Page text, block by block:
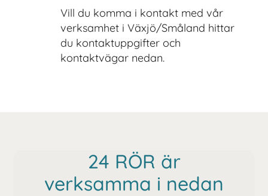
Vill du komma i kontakt med vår
verksamhet i Växjö/Småland hittar
du kontaktuppgifter och
kontaktvägar nedan.
24 RÖR är
verksamma i nedan